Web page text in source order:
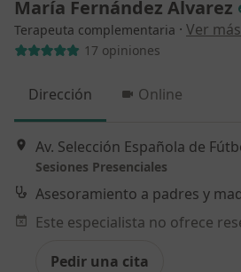
María Fernández Alvarez
Terapeuta complementaria · Ver más
17 opiniones
Dirección Online
Sesiones Presenciales
Pedir una cita